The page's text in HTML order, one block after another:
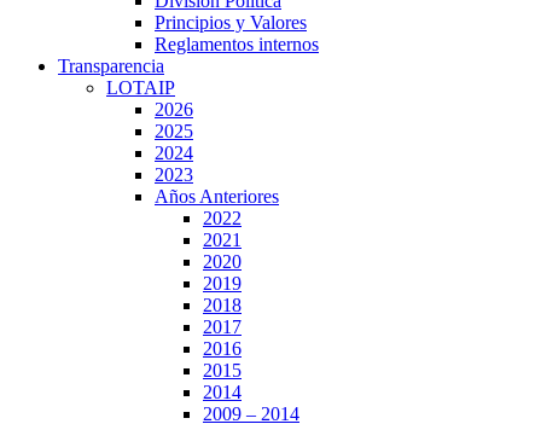
Principios y Valores
Reglamentos internos
Transparencia
LOTAIP
2026
2025
2024
2023
Años Anteriores
2022
2021
2020
2019
2018
2017
2016
2015
2014
2009 – 2014